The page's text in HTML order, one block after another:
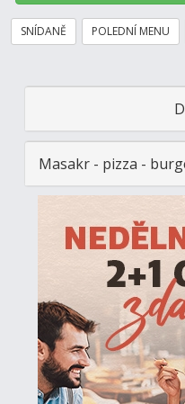
SNÍDANĚ POLEDNÍ MENU
Masakr - pizza -